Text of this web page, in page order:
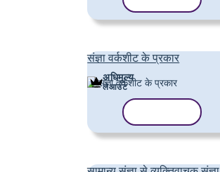
संज्ञा वर्कशीट के प्रकार
अधिमूल्य
लेआउट